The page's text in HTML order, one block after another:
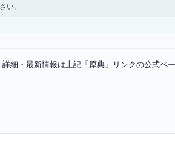
い。
細・最新情報は上記「原典」リンクの公式ペ